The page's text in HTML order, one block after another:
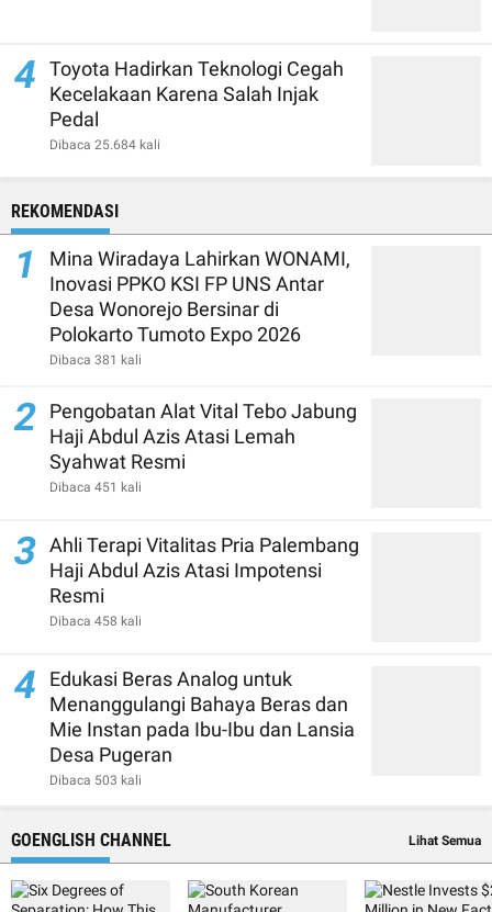
4
Toyota Hadirkan Teknologi Cegah
Kecelakaan Karena Salah Injak
Pedal
Dibaca 25.684 kali
REKOMENDASI
1
Mina Wiradaya Lahirkan WONAMI,
Inovasi PPKO KSI FP UNS Antar
Desa Wonorejo Bersinar di
Polokarto Tumoto Expo 2026
Dibaca 381 kali
2
Pengobatan Alat Vital Tebo Jabung
Haji Abdul Azis Atasi Lemah
Syahwat Resmi
Dibaca 451 kali
3 Ahli Terapi Vitalitas Pria Palembang
Haji Abdul Azis Atasi Impotensi
Resmi
Dibaca 458 kali
4
Edukasi Beras Analog untuk
Menanggulangi Bahaya Beras dan
Mie Instan pada Ibu-Ibu dan Lansia
Desa Pugeran
Dibaca 503 kali
GOENGLISH CHANNEL Lihat Semua